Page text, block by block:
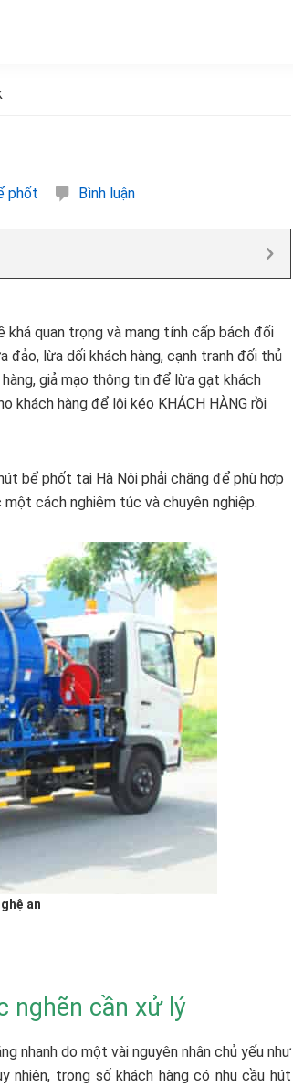
phốt Bình luận
khá quan trọng và mang tính cấp bách đối
đảo, lừa dối khách hàng, cạnh tranh đối thủ
giả mạo thông tin để lừa gạt khách
khách hàng để lôi kéo KHÁCH HÀNG rồi
bể phốt tại Hà Nội phải chăng để phù hợp
cách nghiêm túc và chuyên nghiệp.
an
nghẽn cần xử lý
nhanh do một vài nguyên nhân chủ yếu như
nhiên, trong số khách hàng có nhu cầu hút